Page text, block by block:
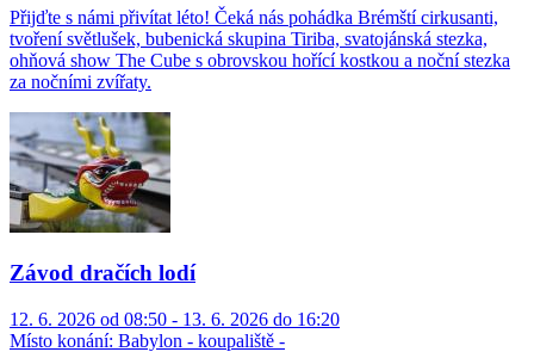
Přijďte s námi přivítat léto! Čeká nás pohádka Brémští cirkusanti,
tvoření světlušek, bubenická skupina Tiriba, svatojánská stezka,
ohňová show The Cube s obrovskou hořící kostkou a noční stezka
za nočními zvířaty.
Závod dračích lodí
12. 6. 2026 od 08:50 - 13. 6. 2026 do 16:20
Místo konání: Babylon - koupaliště -